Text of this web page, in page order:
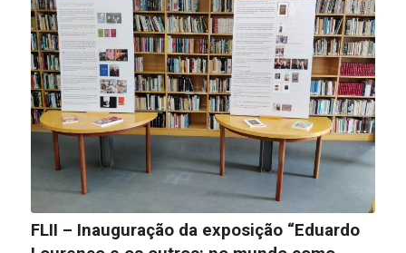
FLII – Inauguração da exposição “Eduardo